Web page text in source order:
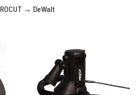
→ DeWalt